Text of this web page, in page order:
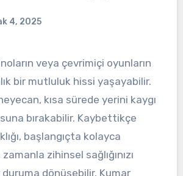
4, 2025
bir mutluluk hissi yaşayabilir.
kısa sürede yerini kaygı
bırakabilir. Kaybettikçe
başlangıçta kolayca
zihinsel sağlığınızı
dönüşebilir. Kumar